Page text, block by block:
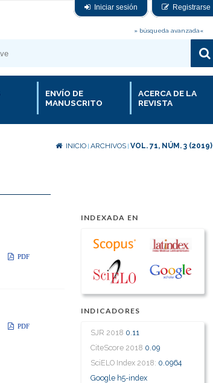
Iniciar sesión Registrarse
» búsqueda avanzada«
ENVÍO DE
MANUSCRITO
ACERCA DE LA
REVISTA
INICIO ARCHIVOS VOL. 71, NÚM. 3 (2019)
INDEXADA EN
INDICADORES
SJR 2018 0.11
CiteScore 2018 0.09
SciELO Index 2018: 0.0964
Google h5-index
PDF
PDF